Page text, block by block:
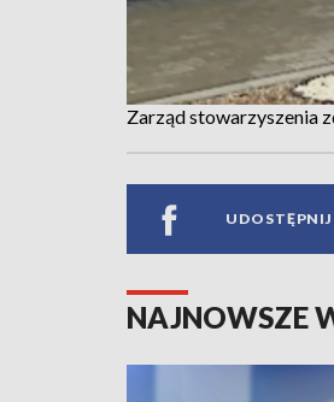
Zarząd stowarzyszenia
NAJNOWSZE